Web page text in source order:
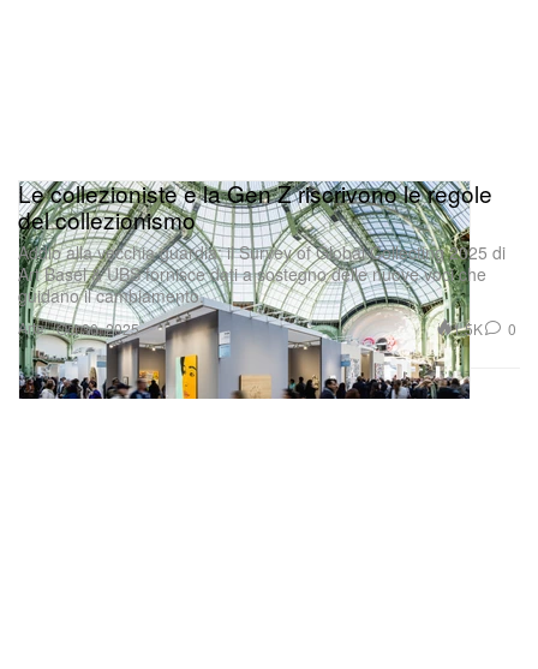
Arte
Le collezioniste e la Gen Z riscrivono le regole
del collezionismo
Addio alla vecchia guardia: il Survey of Global Collecting 2025 di
Art Basel & UBS fornisce dati a sostegno delle nuove voci che
guidano il cambiamento.
Oct 30, 2025 1.5K 0